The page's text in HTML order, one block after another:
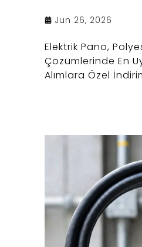
Jun 26, 2026
Elektrik Pano,
Çözümlerinde En
Alımlara Özel